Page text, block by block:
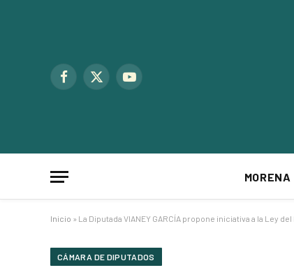
Facebook
X
YouTube
MORENA
Inicio » La Diputada VIANEY GARCÍA propone iniciativa a la Ley
CÁMARA DE DIPUTADOS